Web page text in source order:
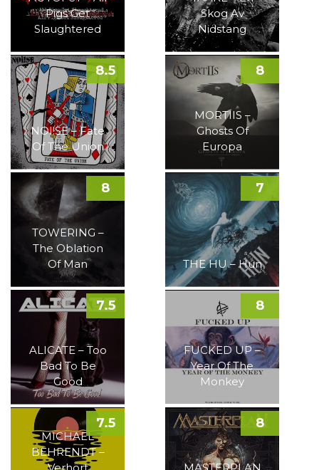
Pigs Get
Slaughtered
Skog Av
Nidstang
NOI!SE – Fate
Of The Union
8.5
MORTIIS –
Ghosts Of
Europa
8
TOWERING –
The Oblation
Of Man
8
THE HU – Hun
7
ALICATE – Too
Bad To Be
Good
7.5
FUCKED UP –
Year Of The
Monkey
8
MICHAEL
BEHRENDT –
7.5 8